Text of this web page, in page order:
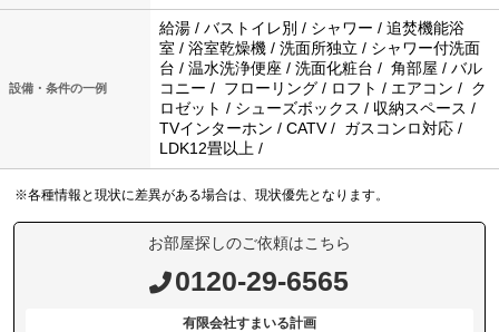
設備・条件の一例
給湯 / バストイレ別 / シャワー / 追焚機能浴
室 / 浴室乾燥機 / 洗面所独立 / シャワー付洗面
台 / 温水洗浄便座 / 洗面化粧台 / 角部屋 / バル
コニー / フローリング / ロフト / エアコン / ク
ロゼット / シューズボックス / 収納スペース /
TVインターホン / CATV / ガスコンロ対応 /
LDK12畳以上 /
※各種情報と現状に差異がある場合は、現状優先となります。
お部屋探しのご依頼はこちら
0120-29-6565
有限会社すまいる計画